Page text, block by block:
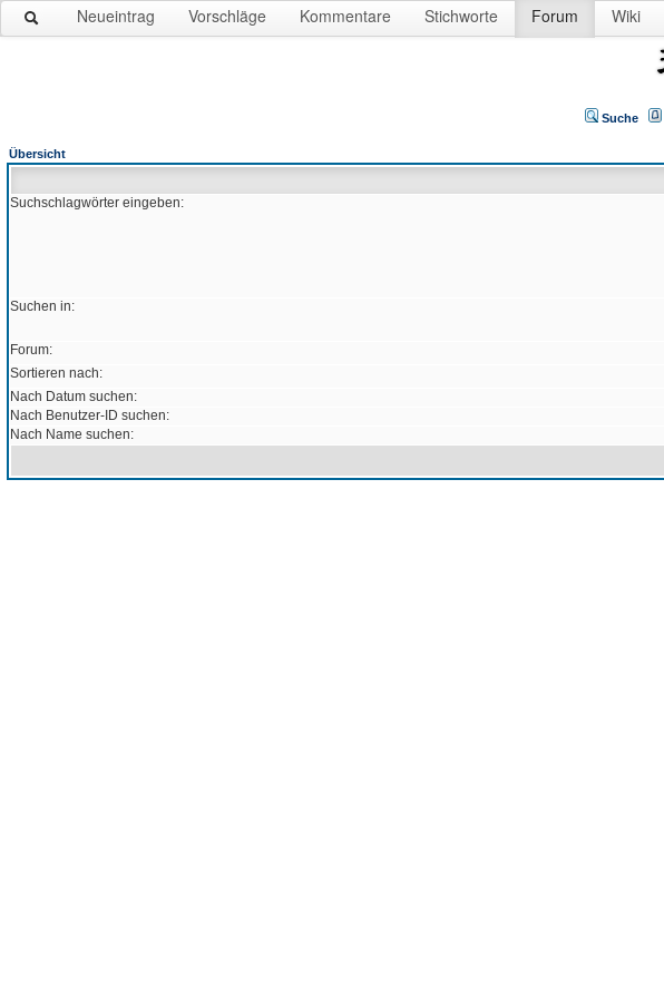
Neueintrag Vorschläge Kommentare Stichworte Forum Wiki
Suche
Übersicht
Suchschlagwörter eingeben:
Suchen in:
Forum:
Sortieren nach:
Nach Datum suchen:
Nach Benutzer-ID suchen:
Nach Name suchen: